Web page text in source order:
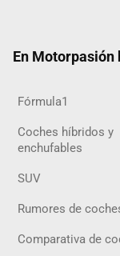
En Motorpasión
Fórmula1
Coches híbridos y
enchufables
SUV
Rumores de
Comparativa de